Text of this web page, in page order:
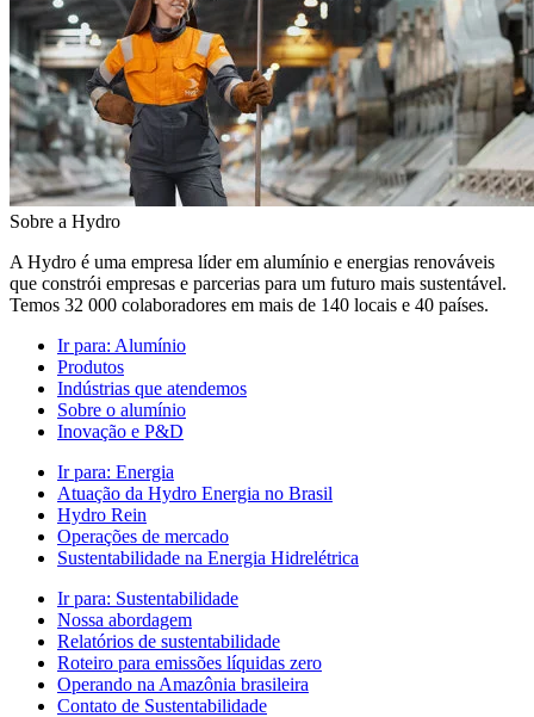
Sobre a Hydro
A Hydro é uma empresa líder em alumínio e energias renováveis
que constrói empresas e parcerias para um futuro mais sustentável.
Temos 32 000 colaboradores em mais de 140 locais e 40 países.
Ir para: Alumínio
Produtos
Indústrias que atendemos
Sobre o alumínio
Inovação e P&D
Ir para: Energia
Atuação da Hydro Energia no Brasil
Hydro Rein
Operações de mercado
Sustentabilidade na Energia Hidrelétrica
Ir para: Sustentabilidade
Nossa abordagem
Relatórios de sustentabilidade
Roteiro para emissões líquidas zero
Operando na Amazônia brasileira
Contato de Sustentabilidade